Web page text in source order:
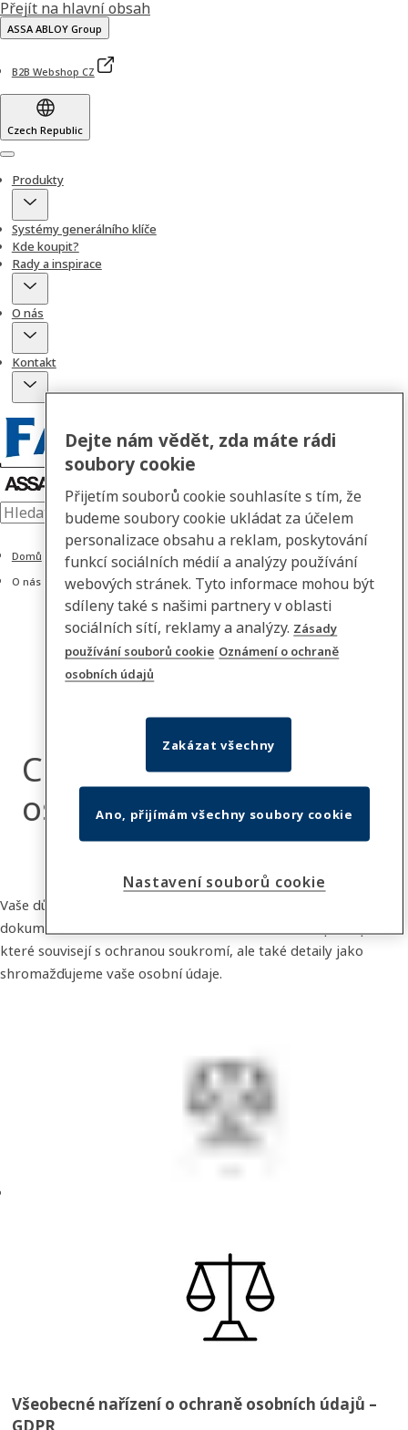
Přejít na hlavní obsah
ASSA ABLOY Group
B2B Webshop CZ
Czech Republic
Menu
Produkty
Systémy generálního klíče
Kde koupit?
Rady a inspirace
O nás
Kontakt
Domů
O nás
Centrum ochrany
osobních údajů
Vaše důvěra a soukromí je pro nás prvořadé. V těchto
dokumentech naleznete informace o GDPR, našich postupech,
které souvisejí s ochranou soukromí, ale také detaily jako
shromažďujeme vaše osobní údaje.
Všeobecné nařízení o ochraně osobních údajů –
Dejte nám vědět, zda máte rádi
soubory cookie
Přijetím souborů cookie souhlasíte s tím, že
budeme soubory cookie ukládat za účelem
personalizace obsahu a reklam, poskytování
funkcí sociálních médií a analýzy používání
webových stránek. Tyto informace mohou být
sdíleny také s našimi partnery v oblasti
sociálních sítí, reklamy a analýzy. Zásady
používání souborů cookie Oznámení o ochraně
osobních údajů
Zakázat všechny
Ano, přijímám všechny soubory cookie
Nastavení souborů cookie